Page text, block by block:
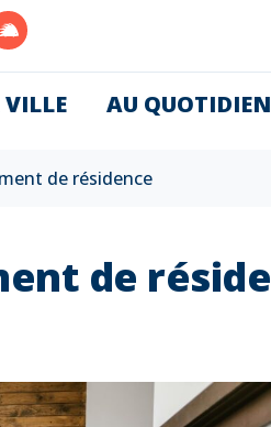
Lien
compte
AU QUOTIDIEN
de résidence
de